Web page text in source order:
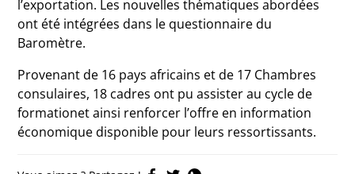
l’exportation. Les nouvelles thématiques abordées
ont été intégrées dans le questionnaire du
Baromètre.
Provenant de 16 pays africains et de 17 Chambres
consulaires, 18 cadres ont pu assister au cycle de
formationet ainsi renforcer l’offre en information
économique disponible pour leurs ressortissants.